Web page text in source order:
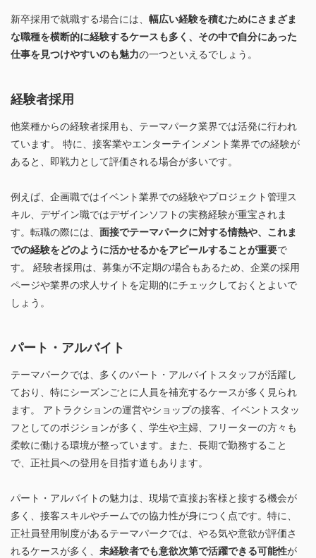
新卒採用で就職する場合には、 幅広い経験を積むためにさまざま
な職種を横断的に経験するケースも多く、その中で自分にあった
仕事を見つけやすいのも魅力の一つといえるでしょう。
経験者採用
他業種からの経験者採用も、テーマパーク業界では活発に行われ
ています。 特に、接客業やエンターテインメント業界での経験が
あると、即戦力として評価される場合が多いです。
例えば、企画職ではイベント業界での経験やプロジェクト管理ス
キル、デザイン職ではデザインソフトの実務経験が重宝されま
す。転職の際には、 面接でテーマパークに対する情熱や、これま
での経験をどのように活かせるかをアピールすることが重要で
す。 経験者採用は、募集が不定期の場合もあるため、企業の採用
ページや業界の求人サイトを定期的にチェックしておくとよいで
しょう。
パート・アルバイト
テーマパークでは、多くのパート・アルバイトスタッフが活躍し
ており、特にシーズンごとに人員を補充するケースが多く見られ
ます。 アトラクションの運営やショップの接客、イベントスタッ
フとしてのポジションが多く、学生や主婦、フリーターの方々も
柔軟に働ける環境が整っています。また、長期で勤務すること
で、正社員への登用を目指す道もあります。
パート・アルバイトの魅力は、現場で直接お客様と接する機会が
多く、接客スキルやチームでの協力性が身につく点です。特に、
正社員登用制度があるテーマパークでは、やる気や意欲が評価さ
れるケースが多く、 未経験者でも意欲次第で活躍できる可能性が